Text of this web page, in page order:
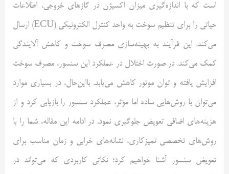
است که با اندازه‌گیری میزان اکسیژن در گازهای خروجی، اطلاعات
حیاتی را برای تنظیم سوخت به واحد کنترل الکترونیکی (ECU) ارسال
می‌کند. این فرآیند به بهینه‌سازی مصرف سوخت و کاهش آلایندگی
کمک می‌کند. در صورت اختلال در عملکرد این سنسور، مصرف سوخت
افزایش یافته و توان موتور کاهش می‌یابد. بااین‌حال، در بسیاری موارد
می‌توان با روش‌هایی ساده اما مؤثر، عملکرد سنسور را بازیابی کرد و از
هزینه‌های اضافی تعویض جلوگیری نمود. در ادامه این مقاله، شما را با
روش‌های تخصصی تمیزکاری، نشانه‌های خرابی و زمان مناسب برای
تعویض سنسور آشنا خواهیم کرد؛ نکاتی کاربردی که می‌تواند در